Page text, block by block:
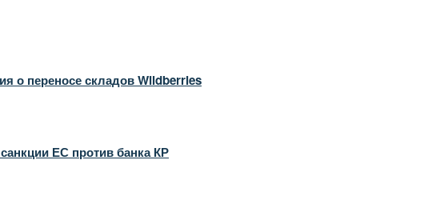
о переносе складов Wildberries
ЕС против банка КР